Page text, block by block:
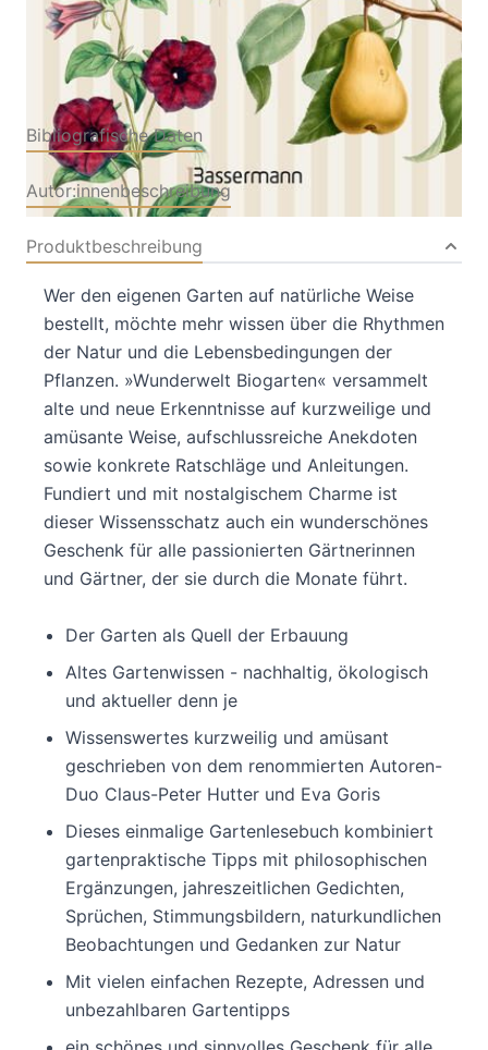
Buch
ISBN: 978-3-
80944937-9
Bibliografische Daten
Autor:innenbeschreibung
Produktbeschreibung
Wer den eigenen Garten auf natürliche Weise
bestellt, möchte mehr wissen über die Rhythmen
der Natur und die Lebensbedingungen der
Pflanzen. »Wunderwelt Biogarten« versammelt
alte und neue Erkenntnisse auf kurzweilige und
amüsante Weise, aufschlussreiche Anekdoten
sowie konkrete Ratschläge und Anleitungen.
Fundiert und mit nostalgischem Charme ist
dieser Wissensschatz auch ein wunderschönes
Geschenk für alle passionierten Gärtnerinnen
und Gärtner, der sie durch die Monate führt.
Der Garten als Quell der Erbauung
Altes Gartenwissen - nachhaltig, ökologisch
und aktueller denn je
Wissenswertes kurzweilig und amüsant
geschrieben von dem renommierten Autoren-
Duo Claus-Peter Hutter und Eva Goris
Dieses einmalige Gartenlesebuch kombiniert
gartenpraktische Tipps mit philosophischen
Ergänzungen, jahreszeitlichen Gedichten,
Sprüchen, Stimmungsbildern, naturkundlichen
Beobachtungen und Gedanken zur Natur
Mit vielen einfachen Rezepte, Adressen und
unbezahlbaren Gartentipps